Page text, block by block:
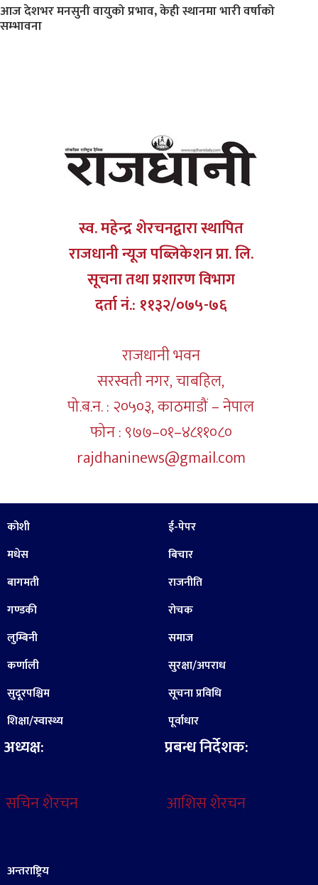
आज देशभर मनसुनी वायुको प्रभाव, केही स्थानमा भारी वर्षाको
सम्भावना
स्व. महेन्द्र शेरचनद्वारा स्थापित
राजधानी न्यूज पब्लिकेशन प्रा. लि.
सूचना तथा प्रशारण विभाग
दर्ता नं.: ११३२/०७५-७६
राजधानी भवन
सरस्वती नगर, चाबहिल,
पो.ब.न. : २०५०३, काठमाडौं – नेपाल
फोन : ९७७–०१–४८११०८०
rajdhaninews@gmail.com
कोशी
मधेस
बागमती
गण्डकी
लुम्बिनी
कर्णाली
सुदूरपश्चिम
शिक्षा/स्वास्थ्य
अध्यक्ष:
सचिन शेरचन
ई-पेपर
बिचार
राजनीति
रोचक
समाज
सुरक्षा/अपराध
सूचना प्रविधि
पूर्वाधार
प्रबन्ध निर्देशक:
आशिस शेरचन
अन्तराष्ट्रिय